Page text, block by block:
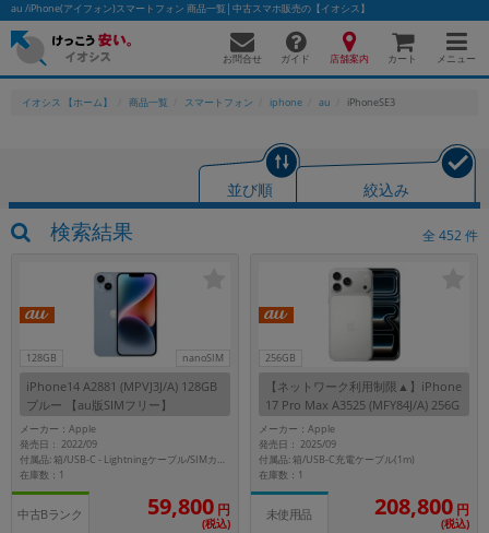
au /iPhone(アイフォン)スマートフォン 商品一覧│中古スマホ販売の【イオシス】
お問合せ ガイド 店舗案内 カート メニュー
イオシス 【ホーム】 商品一覧 スマートフォン iphone au iPhoneSE3
並び順 絞込み
検索結果 全452 件
128GB nanoSIM
iPhone14 A2881 (MPVJ3J/A) 128GB
ブルー 【au版SIMフリー】
メーカー：Apple
発売日： 2022/09
付属品: 箱/USB-C - Lightningケーブル/SIMカードツール/マニュアル
在庫数：1
中古Bランク 59,800 円
(税込)
256GB
【ネットワーク利用制限▲】iPhone
17 Pro Max A3525 (MFY84J/A) 256G
B シルバー 【au版SIMフリー】
メーカー：Apple
発売日： 2025/09
付属品: 箱/USB-C充電ケーブル(1m)
在庫数：1
未使用品 208,800 円
(税込)
かんたんパソコン検索に切り替える
フリーワード
Let's note
商品ジャンルの絞り込み
「スマートフォン」「タブレット」など
シリーズ
商品シリーズ名・ブランド名の絞り込み。
「iPhone」「Xperia」「Galaxy」など